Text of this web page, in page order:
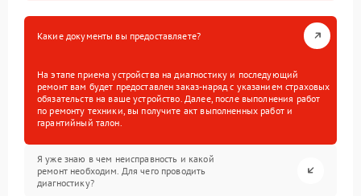
Какие документы вы предоставляете?
На этапе приема устройства на диагностику и последующий
ремонт вам будет предоставлен заказ-наряд с указанием страховых
обязательств на ваше устройство. Далее, после выполнения работ
по ремонту техники, вы получите акт выполненных работ и
гарантийный талон.
Я уже знаю в чем неисправность и какой
ремонт необходим. Для чего проводить
диагностику?